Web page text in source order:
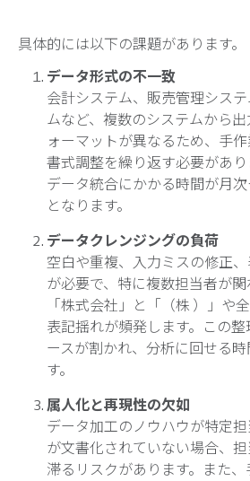
具体的には以下の課題があります。
データ形式の不一致
会計システム、販売管理シス
ムなど、複数のシステムから
ォーマットが異なるため、手
書式調整を繰り返す必要があり
データ統合にかかる時間が月
となります。
データクレンジングの負荷
空白や重複、入力ミスの修正
が必要で、特に複数担当者が
「株式会社」と「（株 ）」や
表記揺れが頻発します。この
ースが割かれ、分析に回せる
す。
属人化と再現性の欠如
データ加工のノウハウが特定
が文書化されていない場合、
滞るリスクがあります。また